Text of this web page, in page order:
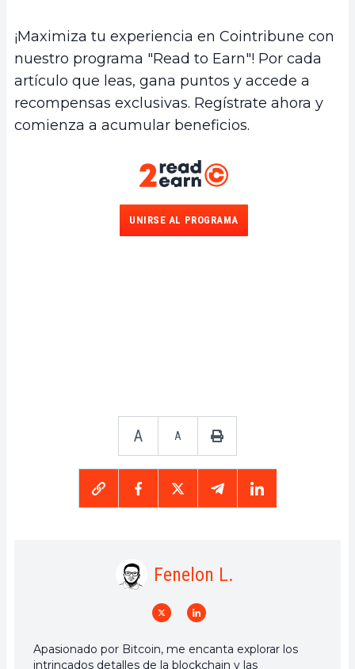
¡Maximiza tu experiencia en Cointribune con
nuestro programa "Read to Earn"! Por cada
artículo que leas, gana puntos y accede a
recompensas exclusivas. Regístrate ahora y
comienza a acumular beneficios.
UNIRSE AL PROGRAMA
A A
Fenelon L.
Apasionado por Bitcoin, me encanta explorar los
intrincados detalles de la blockchain y las